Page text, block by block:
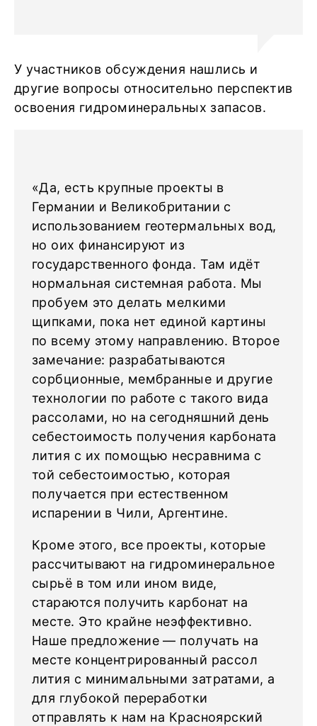
У участников обсуждения нашлись и
другие вопросы относительно перспектив
освоения гидроминеральных запасов.
«Да, есть крупные проекты в
Германии и Великобритании с
использованием геотермальных вод,
но оих финансируют из
государственного фонда. Там идёт
нормальная системная работа. Мы
пробуем это делать мелкими
щипками, пока нет единой картины
по всему этому направлению. Второе
замечание: разрабатываются
сорбционные, мембранные и другие
технологии по работе с такого вида
рассолами, но на сегодняшний день
себестоимость получения карбоната
лития с их помощью несравнима с
той себестоимостью, которая
получается при естественном
испарении в Чили, Аргентине.
Кроме этого, все проекты, которые
рассчитывают на гидроминеральное
сырьё в том или ином виде,
стараются получить карбонат на
месте. Это крайне неэффективно.
Наше предложение — получать на
месте концентрированный рассол
лития с минимальными затратами, а
для глубокой переработки
отправлять к нам на Красноярский